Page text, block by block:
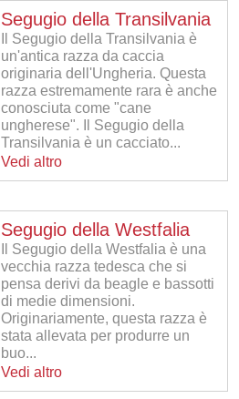
Segugio della Transilvania
Il Segugio della Transilvania è
un'antica razza da caccia
originaria dell'Ungheria. Questa
razza estremamente rara è anche
conosciuta come "cane
ungherese". Il Segugio della
Transilvania è un cacciato...
Vedi altro
Segugio della Westfalia
Il Segugio della Westfalia è una
vecchia razza tedesca che si
pensa derivi da beagle e bassotti
di medie dimensioni.
Originariamente, questa razza è
stata allevata per produrre un
buo...
Vedi altro